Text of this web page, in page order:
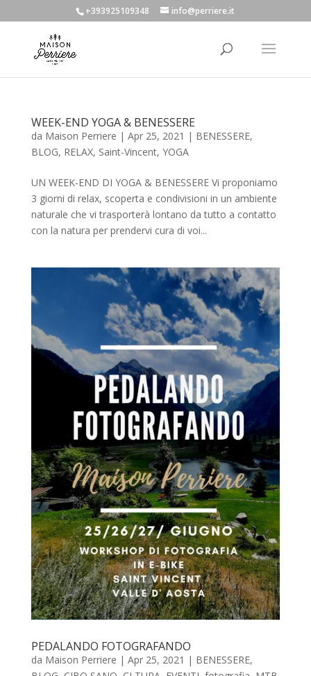
+393925109348 info@perriere.it
WEEK-END YOGA & BENESSERE
da Maison Perriere | Apr 25, 2021 | BENESSERE,
BLOG, RELAX, Saint-Vincent, YOGA
UN WEEK-END DI YOGA & BENESSERE Vi proponiamo
3 giorni di relax, scoperta e condivisioni in un ambiente
naturale che vi trasporterà lontano da tutto a contatto
con la natura per prendervi cura di voi...
PEDALANDO FOTOGRAFANDO
da Maison Perriere | Apr 25, 2021 | BENESSERE,